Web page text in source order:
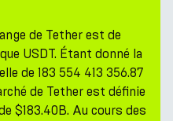
de Tether est de
USDT. Étant donné la
de 183 554 413 356.87
de Tether est définie
$183.40B. Au cours des